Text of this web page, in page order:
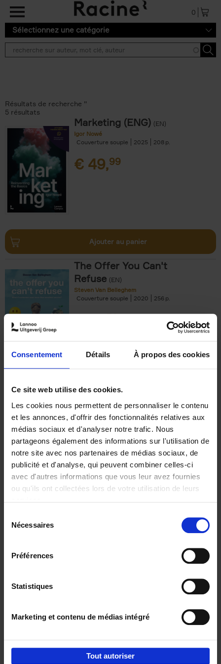
Consentement Détails À propos des cookies
Ce site web utilise des cookies.
Les cookies nous permettent de personnaliser le contenu
et les annonces, d'offrir des fonctionnalités relatives aux
médias sociaux et d'analyser notre trafic. Nous
partageons également des informations sur l'utilisation de
notre site avec nos partenaires de médias sociaux, de
publicité et d'analyse, qui peuvent combiner celles-ci
avec d'autres informations que vous leur avez fournies
ou qu'ils ont collectées lors de votre utilisation de leurs
Nécessaires
Préférences
Statistiques
Marketing et contenu de médias intégré
Tout autoriser
Aller au contenu principal
0
Sélectionnez une catégorie
Résultats de recherche ''
5 résultats
Marketing (ENG) (EN)
Igor Nowé
Couverture souple
2025 208
€ 49,99
Ajouter au panier
The Offer You Can't
Refuse (EN)
Steven Van Belleghem
Couverture souple
2020 256
€37,50
Building Bonds = Building
Business
Jochen Roef Jozefien De Feyter
Carolien Boom
Couverture souple
2025 200
€29,99
Digital marketing like a PRO -
completely revised edition (EN)